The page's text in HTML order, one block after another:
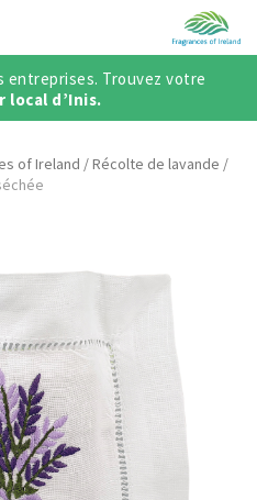
entreprises. Trouvez votre
local d’Inis.
of Ireland /Récolte de lavande /